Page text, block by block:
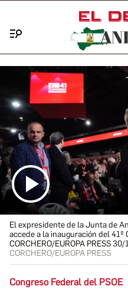
El expresidente de la Junta de
accede a la inauguración del 41º
CORCHERO/EUROPA PRESS
CORCHERO/EUROPA PRESS
Congreso Federal del PSOE